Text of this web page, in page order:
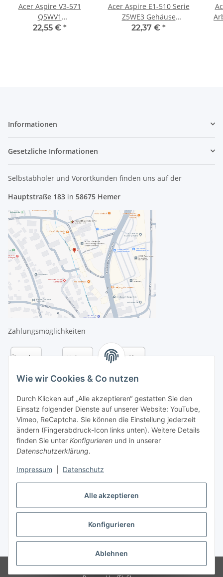
Alle akzeptieren
Konfigurieren
Ablehnen
Wie wir Cookies & Co nutzen
Durch Klicken auf „Alle akzeptieren“ gestatten Sie den
Einsatz folgender Dienste auf unserer Website: YouTube,
Vimeo, ReCaptcha. Sie können die Einstellung jederzeit
ändern (Fingerabdruck-Icon links unten). Weitere Details
finden Sie unter Konfigurieren und in unserer
Datenschutzerklärung.
Impressum Datenschutz
Acer Aspire V3-571
Q5WV1
Displayscharniere incl.
22,55 € *
Acer Aspire E1-510 Serie
Z5WE3 Gehäuse
Unterteil Case bottom
22,37 € *
Informationen
Gesetzliche Informationen
Selbstabholer und Vorortkunden finden uns auf der
Hauptstraße 183 in 58675 Hemer
Zahlungsmöglichkeiten
Vertrag widerrufen
* Alle Preise inkl. gesetzlicher USt., zzgl.Versand
© Notebook Hemer